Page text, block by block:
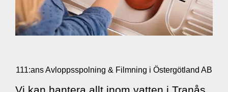
111:ans Avloppsspolning & Filmning i Östergötland AB